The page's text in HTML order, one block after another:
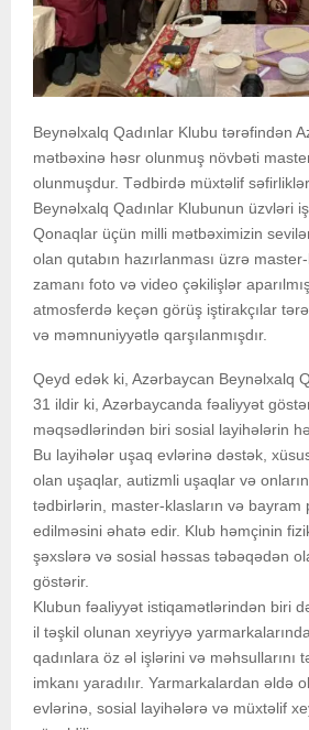
Beynəlxalq Qadınlar Klubu tərəfindən
mətbəxinə həsr olunmuş növbəti
olunmuşdur. Tədbirdə müxtəlif
Beynəlxalq Qadınlar Klubunun üzvləri
Qonaqlar üçün milli mətbəximizin
olan qutabın hazırlanması üzrə
zamanı foto və video çəkilişlər
atmosferdə keçən görüş iştirakçılar
və məmnuniyyətlə qarşılanmışdır.
Qeyd edək ki, Azərbaycan Beynəlxalq
31 ildir ki, Azərbaycanda fəaliyyət
məqsədlərindən biri sosial layihələrin
Bu layihələr uşaq evlərinə dəstək,
olan uşaqlar, autizmli uşaqlar və
tədbirlərin, master-klasların və bayram
edilməsini əhatə edir. Klub həmçinin
şəxslərə və sosial həssas təbəqədən
göstərir.
Klubun fəaliyyət istiqamətlərindən biri
il təşkil olunan xeyriyyə
qadınlara öz əl işlərini və məhsullarını
imkanı yaradılır. Yarmarkalardan əldə
evlərinə, sosial layihələrə və müxtəlif